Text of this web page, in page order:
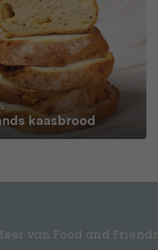
kaasbrood
van Food and Friends